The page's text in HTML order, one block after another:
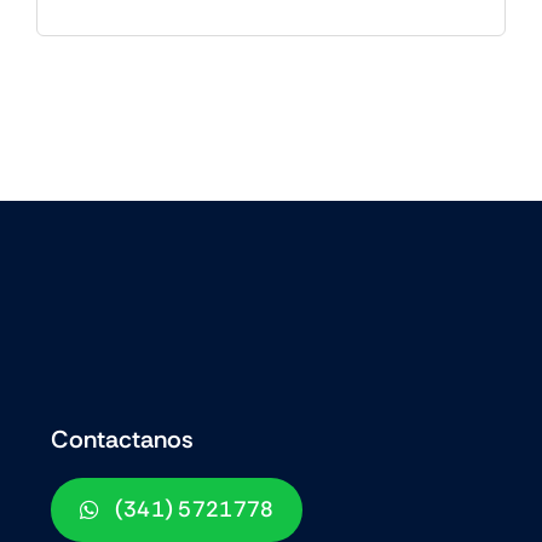
Contactanos
(341) 5721778